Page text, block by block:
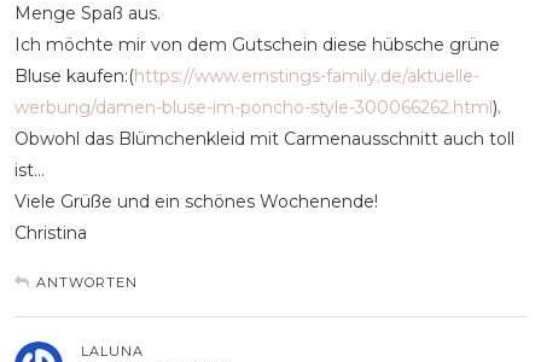
Menge Spaß aus.
Ich möchte mir von dem Gutschein diese hübsche grüne
Bluse kaufen:(https://www.ernstings-family.de/aktuelle-
werbung/damen-bluse-im-poncho-style-300066262.html).
Obwohl das Blümchenkleid mit Carmenausschnitt auch toll
ist…
Viele Grüße und ein schönes Wochenende!
Christina
ANTWORTEN
LALUNA